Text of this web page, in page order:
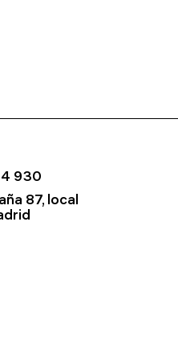
930
87, local